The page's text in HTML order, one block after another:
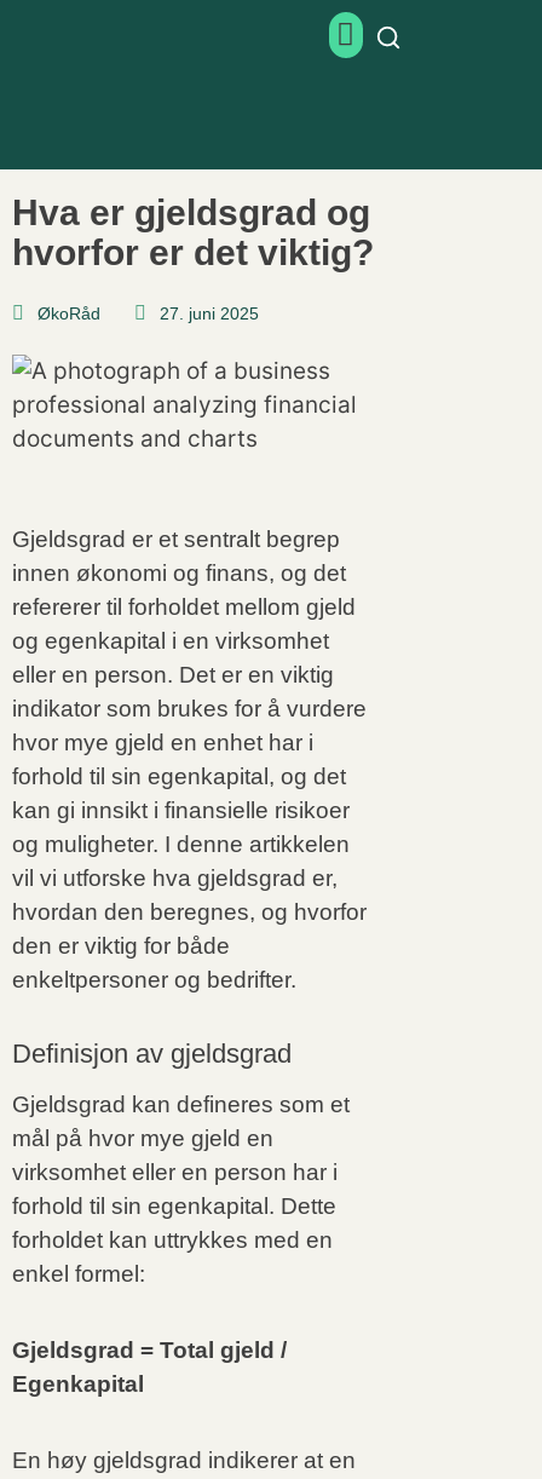
Hva er gjeldsgrad og
hvorfor er det viktig?
ØkoRåd 27. juni 2025
Gjeldsgrad er et sentralt begrep
innen økonomi og finans, og det
refererer til forholdet mellom gjeld
og egenkapital i en virksomhet
eller en person. Det er en viktig
indikator som brukes for å vurdere
hvor mye gjeld en enhet har i
forhold til sin egenkapital, og det
kan gi innsikt i finansielle risikoer
og muligheter. I denne artikkelen
vil vi utforske hva gjeldsgrad er,
hvordan den beregnes, og hvorfor
den er viktig for både
enkeltpersoner og bedrifter.
Definisjon av gjeldsgrad
Gjeldsgrad kan defineres som et
mål på hvor mye gjeld en
virksomhet eller en person har i
forhold til sin egenkapital. Dette
forholdet kan uttrykkes med en
enkel formel:
Gjeldsgrad = Total gjeld /
Egenkapital
En høy gjeldsgrad indikerer at en